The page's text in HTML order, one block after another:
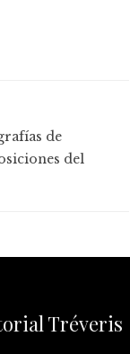
de
del
Tréveris